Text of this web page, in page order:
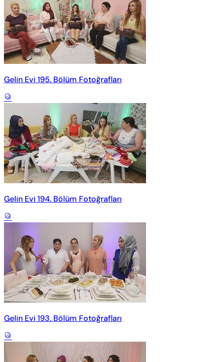
Gelin Evi 195. Bölüm Fotoğrafları
Gelin Evi 194. Bölüm Fotoğrafları
Gelin Evi 193. Bölüm Fotoğrafları